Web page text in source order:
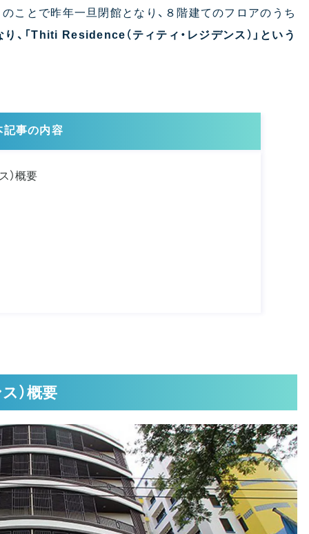
ことで昨年一旦閉館となり、８階建てのフロアのうち
り、「Thiti Residence（ ティティ・レジデンス） 」という
記事の内容
）概要
）概要